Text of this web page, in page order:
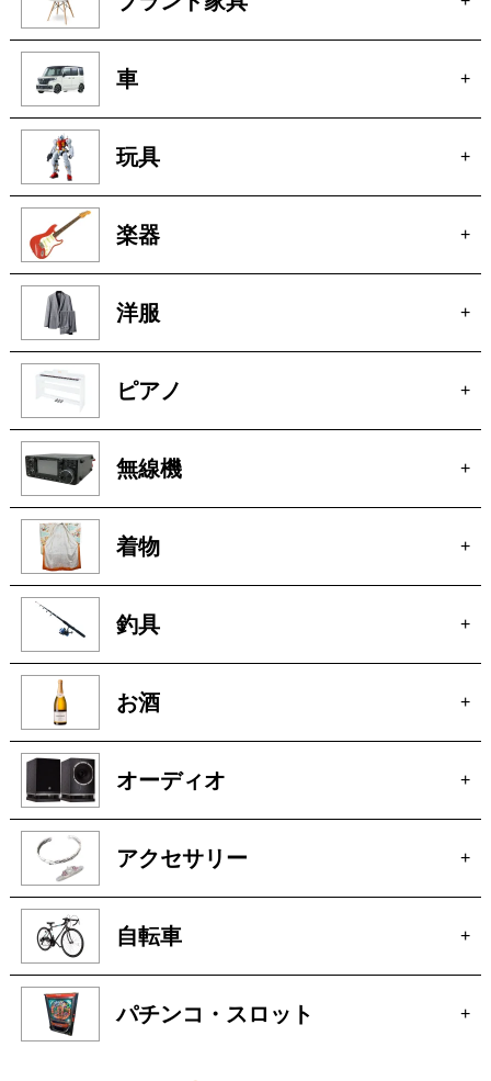
車 +
玩具 +
楽器 +
洋服 +
ピアノ +
無線機 +
着物 +
釣具 +
お酒 +
オーディオ +
アクセサリー +
自転車 +
パチンコ・スロット +